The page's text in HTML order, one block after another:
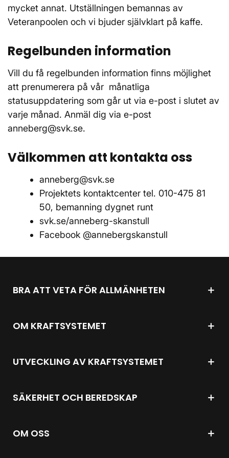
mycket annat. Utställningen bemannas av
Veteranpoolen och vi bjuder självklart på kaffe.
Regelbunden information
Vill du få regelbunden information finns möjlighet
att prenumerera på vår månatliga
statusuppdatering som går ut via e-post i slutet av
varje månad. Anmäl dig via e-post
anneberg@svk.se.
Välkommen att kontakta oss
anneberg@svk.se
Projektets kontaktcenter tel. 010-475 81
50, bemanning dygnet runt
svk.se/anneberg-skanstull
Facebook @annebergskanstull
BRA ATT VETA FÖR ALLMÄNHETEN
OM KRAFTSYSTEMET
UTVECKLING AV KRAFTSYSTEMET
SÄKERHET OCH BEREDSKAP
OM OSS